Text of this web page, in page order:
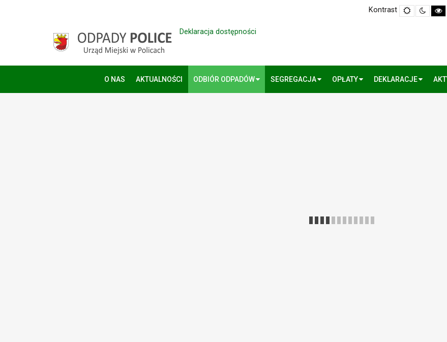
Kontrast
Default
mode
Night
mode
Deklaracja dostępności
O NAS AKTUALNOŚCI ODBIÓR ODPADÓW SEGREGACJA OPŁATY DEKLARACJE